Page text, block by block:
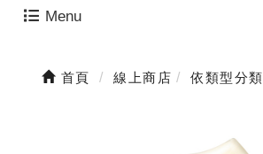
Menu
首頁 線上商店 依類型分類